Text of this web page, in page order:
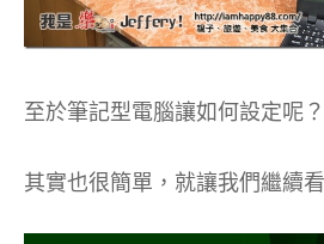
至於筆記型電腦讓如何設定呢？
其實也很簡單，就讓我們繼續